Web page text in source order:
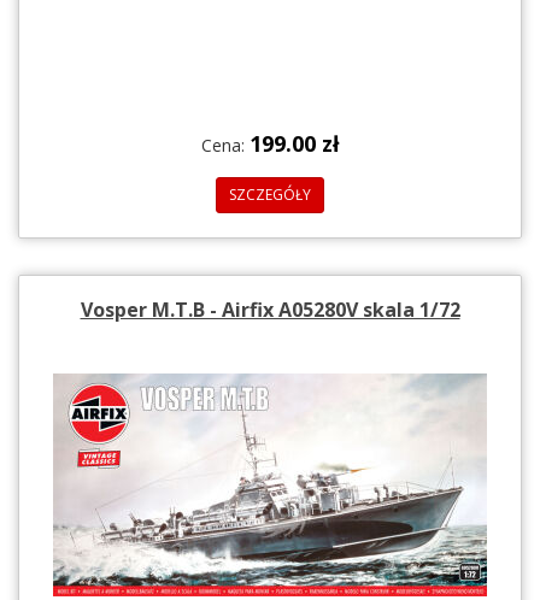
Cena: 199.00 zł
SZCZEGÓŁY
Vosper M.T.B - Airfix A05280V skala 1/72